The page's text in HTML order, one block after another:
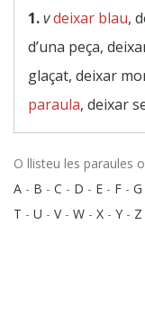
1.vdeixar blau,
d’una peça,
glaçat, deixar
paraula, deixar
O llisteu les paraules
A - B - C - D - E - F - G
T - U - V- W - X - Y - Z